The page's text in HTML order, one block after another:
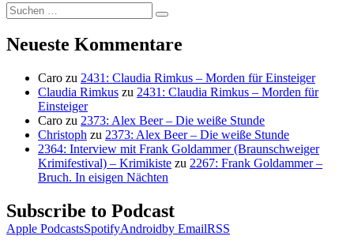
Suchen
nach:
Suchen
Neueste Kommentare
Caro zu 2431: Claudia Rimkus – Morden für Einsteiger
Claudia Rimkus zu 2431: Claudia Rimkus – Morden für
Einsteiger
Caro zu 2373: Alex Beer – Die weiße Stunde
Christoph zu 2373: Alex Beer – Die weiße Stunde
2364: Interview mit Frank Goldammer (Braunschweiger
Krimifestival) – Krimikiste zu 2267: Frank Goldammer –
Bruch. In eisigen Nächten
Subscribe to Podcast
Apple PodcastsSpotifyAndroidby EmailRSS